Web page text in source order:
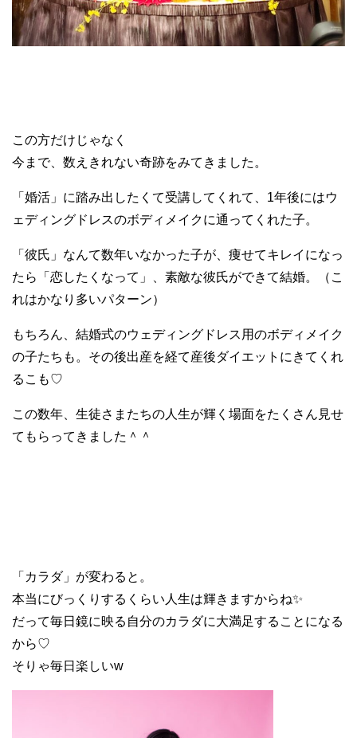
この方だけじゃなく
今まで、数えきれない奇跡をみてきました。
「婚活」に踏み出したくて受講してくれて、1年後にはウ
ェディングドレスのボディメイクに通ってくれた子。
「彼氏」なんて数年いなかった子が、痩せてキレイになっ
たら「恋したくなって」、素敵な彼氏ができて結婚。（こ
れはかなり多いパターン）
もちろん、結婚式のウェディングドレス用のボディメイク
の子たちも。その後出産を経て産後ダイエットにきてくれ
るこも♡
この数年、生徒さまたちの人生が輝く場面をたくさん見せ
てもらってきました＾＾
「カラダ」が変わると。
本当にびっくりするくらい人生は輝きますからね✨
だって毎日鏡に映る自分のカラダに大満足することになる
から♡
そりゃ毎日楽しいw